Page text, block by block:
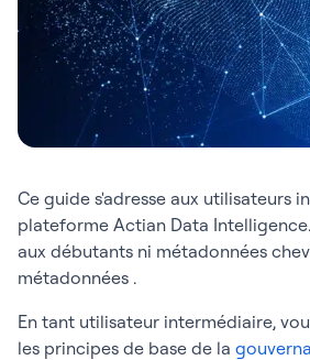
Ce guide s'adresse aux utilisateurs
plateforme Actian Data
aux débutants ni métadonnées
métadonnées .
En tant utilisateur intermédiaire,
les principes de base de la